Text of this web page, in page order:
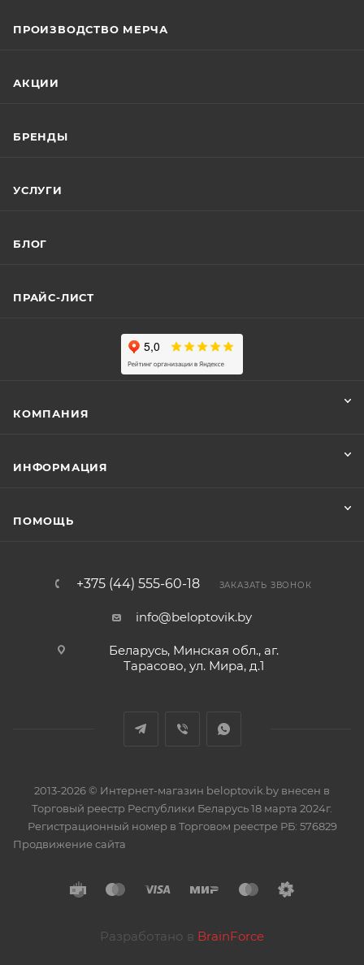
ПРОИЗВОДСТВО МЕРЧА
АКЦИИ
БРЕНДЫ
УСЛУГИ
БЛОГ
ПРАЙС-ЛИСТ
КОМПАНИЯ
ИНФОРМАЦИЯ
ПОМОЩЬ
+375 (44) 555-60-18 ЗАКАЗАТЬ ЗВОНОК
info@beloptovik.by
Беларусь, Минская обл., аг.
Тарасово, ул. Мира, д.1
2013-2026 © Интернет-магазин beloptovik.by внесен в
Торговый реестр Республики Беларусь 18 марта 2024г.
Регистрационный номер в Торговом реестре РБ: 576829
Продвижение сайта
Разработано в BrainForce